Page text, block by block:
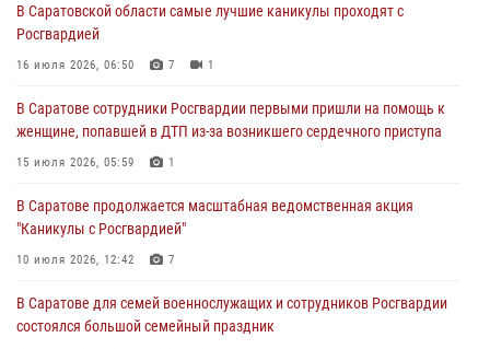
В Саратове продолжается масштабная ведомственная акция
"Каникулы с Росгвардией"
В Саратовской области при содействии спецназа Росгвардии
задержан подозреваемый в незаконном обороте наркотиков
В Саратове для семей военнослужащих и сотрудников Росгвардии
состоялся большой семейный праздник
В Саратовской области самые лучшие каникулы проходят с
Росгвардией
16 июля 2026, 06:50 7 1
В Саратове сотрудники Росгвардии первыми пришли на помощь к
женщине, попавшей в ДТП из-за возникшего сердечного приступа
15 июля 2026, 05:59 1
В Саратове продолжается масштабная ведомственная акция
"Каникулы с Росгвардией"
10 июля 2026, 12:42 7
В Саратове для семей военнослужащих и сотрудников Росгвардии
состоялся большой семейный праздник